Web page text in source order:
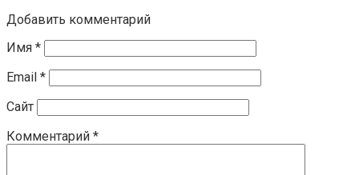
Добавить комментарий
Имя *
Email *
Сайт
Комментарий *